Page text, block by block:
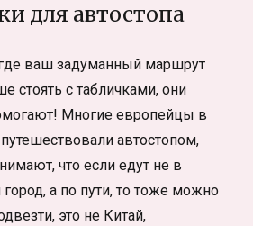
для автостопа
ваш задуманный маршрут
стоять с табличками, они
Многие европейцы в
автостопом,
что если едут не в
а по пути, то тоже можно
это не Китай,